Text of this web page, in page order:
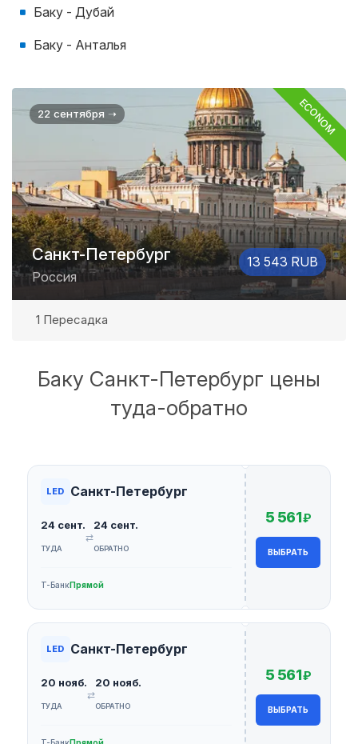
Баку - Дубай
Баку - Анталья
22 сентября ➝ ECONOM
Санкт-Петербург
Россия
13 543 RUB
1 Пересадка
Баку Санкт-Петербург цены
туда-обратно
LED Санкт-Петербург
24 сент.
ТУДА
⇄
24 сент.
ОБРАТНО
Т-БанкПрямой
5 561₽
ВЫБРАТЬ
LED Санкт-Петербург
20 нояб.
ТУДА
⇄
20 нояб.
ОБРАТНО
5 561₽
ВЫБРАТЬ